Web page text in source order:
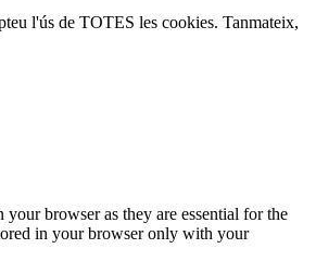
l'ús de TOTES les cookies. Tanmateix,
browser as they are essential for the
in your browser only with your